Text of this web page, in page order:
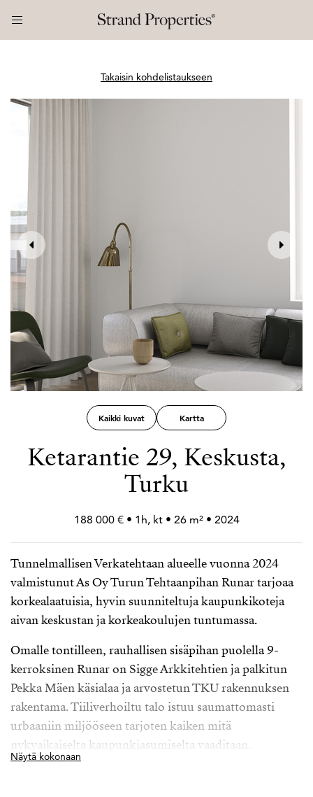
Takaisin kohdelistaukseen
Kaikki kuvat Kartta
Ketarantie 29, Keskusta,
Turku
188 000 € • 1h, kt • 26 m² • 2024
Tunnelmallisen Verkatehtaan alueelle vuonna 2024
valmistunut As Oy Turun Tehtaanpihan Runar tarjoaa
korkealaatuisia, hyvin suunniteltuja kaupunkikoteja
aivan keskustan ja korkeakoulujen tuntumassa.
Omalle tontilleen, rauhallisen sisäpihan puolella 9-
kerroksinen Runar on Sigge Arkkitehtien ja palkitun
Pekka Mäen käsialaa ja arvostetun TKU rakennuksen
rakentama. Tiiliverhoiltu talo istuu saumattomasti
urbaaniin miljööseen tarjoten kaiken mitä
nykyaikaiselta kaupunkiasumiselta vaaditaan.
Näytä kokonaan